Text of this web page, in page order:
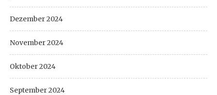
Dezember 2024
November 2024
Oktober 2024
September 2024